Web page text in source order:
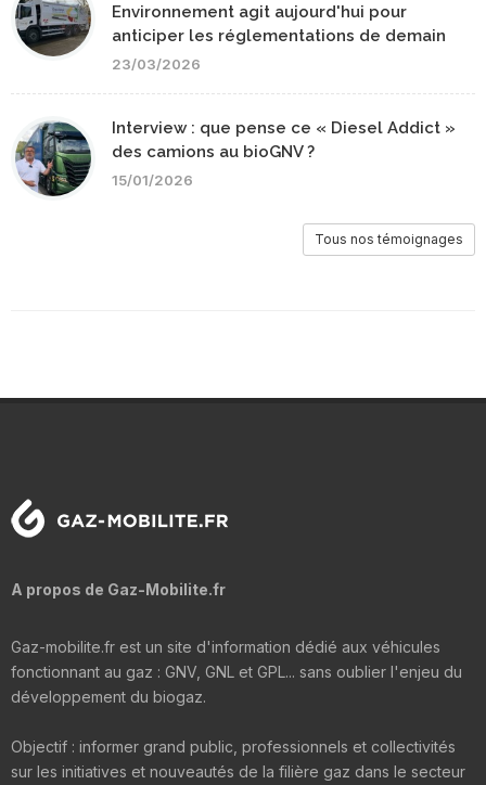
Environnement agit aujourd'hui pour
anticiper les réglementations de demain
23/03/2026
Interview : que pense ce « Diesel Addict »
des camions au bioGNV ?
15/01/2026
Tous nos témoignages
A propos de Gaz-Mobilite.fr
Gaz-mobilite.fr est un site d'information dédié aux véhicules
fonctionnant au gaz : GNV, GNL et GPL... sans oublier l'enjeu du
développement du biogaz.
Objectif : informer grand public, professionnels et collectivités
sur les initiatives et nouveautés de la filière gaz dans le secteur